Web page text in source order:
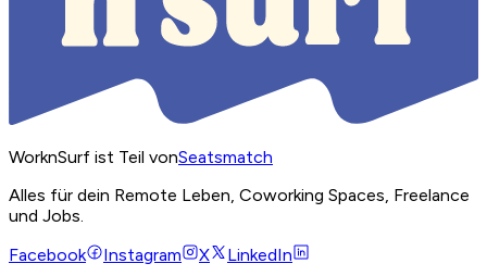
WorknSurf ist Teil vonSeatsmatch
Alles für dein Remote Leben, Coworking Spaces, Freelance
und Jobs.
Facebook
Instagram X LinkedIn